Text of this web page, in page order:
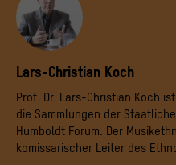
Lars-Christian Koch
Prof. Dr. Lars-Christian Koch
die Sammlungen der
Humboldt Forum. Der
komissarischer Leiter des